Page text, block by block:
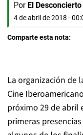
Por El Desconcierto
4 de abril de 2018 -
Comparte esta nota:
La organización de
Cine
próximo 29 de abril
primeras